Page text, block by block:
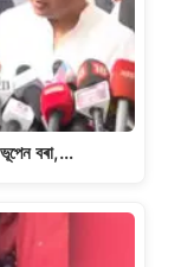
বৰা,…